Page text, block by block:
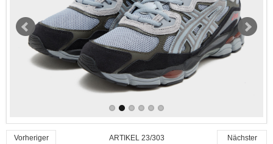
Vorheriger ARTIKEL 23/303 Nächster